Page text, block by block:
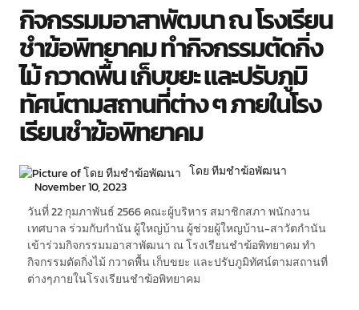
กิจกรรมมอาสาพัฒนา ณ โรงเรียน
ชำฆ้อพิทยาคม ทำกิจกรรมตัดกิ่ง
ไม้ กวาดพื้น เก็บขยะ และปรับภูมิ
ทัศน์ตามสถานที่ต่าง ๆ ภายในโรง
เรียนชำฆ้อพิทยาคม
โดย ทีมชำฆ้อพัฒนา
November 10, 2023
วันที่ 22 กุมภาพันธ์ 2566 คณะผู้บริหาร สมาชิกสภา พนักงาน
เทศบาล ร่วมกับกำนัน ผู้ใหญ่บ้าน ผู้ช่วยผู้ใหญบ้าน-สาวัตกำนัน
เข้าร่วมกิจกรรมมอาสาพัฒนา ณ โรงเรียนชำฆ้อพิทยาคม ทำ
กิจกรรมตัดกิ่งไม้ กวาดพื้น เก็บขยะ และปรับภูมิทัศน์ตามสถานที่
ต่างๆภายในโรงเรียนชำฆ้อพิทยาคม